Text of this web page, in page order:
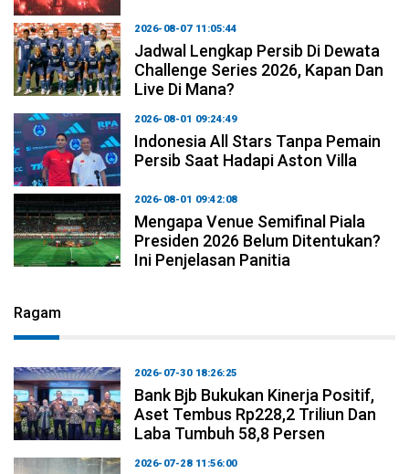
2026-08-07 11:05:44
Jadwal Lengkap Persib Di Dewata
Challenge Series 2026, Kapan Dan
Live Di Mana?
2026-08-01 09:24:49
Indonesia All Stars Tanpa Pemain
Persib Saat Hadapi Aston Villa
2026-08-01 09:42:08
Mengapa Venue Semifinal Piala
Presiden 2026 Belum Ditentukan?
Ini Penjelasan Panitia
Ragam
2026-07-30 18:26:25
Bank Bjb Bukukan Kinerja Positif,
Aset Tembus Rp228,2 Triliun Dan
Laba Tumbuh 58,8 Persen
2026-07-28 11:56:00